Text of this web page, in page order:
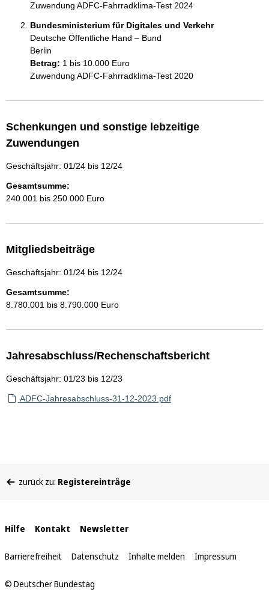
Zuwendung ADFC-Fahrradklima-Test 2024
Bundesministerium für Digitales und Verkehr
Deutsche Öffentliche Hand – Bund
Berlin
Betrag: 1 bis 10.000 Euro
Zuwendung ADFC-Fahrradklima-Test 2020
Schenkungen und sonstige lebzeitige
Zuwendungen
Geschäftsjahr: 01/24 bis 12/24
Gesamtsumme:
240.001 bis 250.000 Euro
Mitgliedsbeiträge
Geschäftsjahr: 01/24 bis 12/24
Gesamtsumme:
8.780.001 bis 8.790.000 Euro
Jahresabschluss/Rechenschaftsbericht
Geschäftsjahr: 01/23 bis 12/23
ADFC-Jahresabschluss-31-12-2023.pdf
befinden
zurück zu: Registereinträge
Interne
Links
Hilfe Kontakt Newsletter
Barrierefreiheit Datenschutz Inhalte melden Impressum
© Deutscher Bundestag